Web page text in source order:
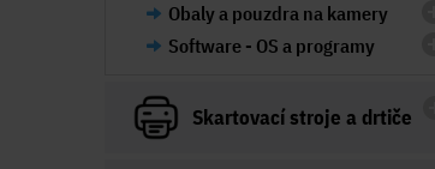
Obaly a pouzdra na kamery
Software - OS a programy
Skartovací stroje a drtiče